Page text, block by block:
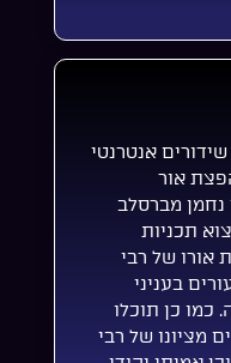
אנטרנטי
אור
נחמן מברסלב
תכניות
אורו של רבי
בעניני
כמו כן תוכלו
מציונו של רבי